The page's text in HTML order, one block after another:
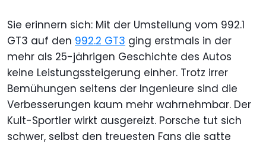
Sie erinnern sich: Mit der Umstellung vom 992.1
GT3 auf den 992.2 GT3 ging erstmals in der
mehr als 25-jährigen Geschichte des Autos
keine Leistungssteigerung einher. Trotz irrer
Bemühungen seitens der Ingenieure sind die
Verbesserungen kaum mehr wahrnehmbar. Der
Kult-Sportler wirkt ausgereizt. Porsche tut sich
schwer, selbst den treuesten Fans die satte